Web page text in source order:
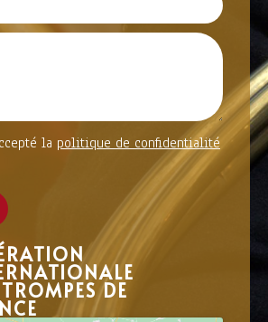
la politique de confidentialité
DE